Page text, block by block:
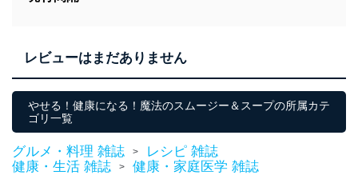
レビューはまだありません
やせる！健康になる！魔法のスムージー＆スープの所属カテ
ゴリ一覧
グルメ・料理 雑誌 >
レシピ 雑誌
健康・生活 雑誌
> 健康・家庭医学 雑誌